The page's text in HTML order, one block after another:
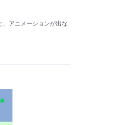
、アニメーションが出な